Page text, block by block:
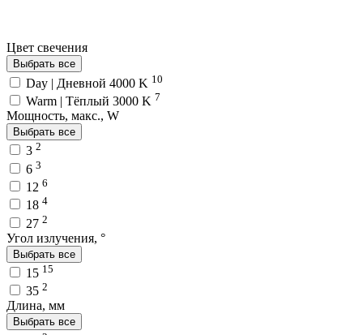
Цвет свечения
Выбрать все
Day | Дневной 4000 K 10
Warm | Тёплый 3000 K 7
Мощность, макс., W
Выбрать все
3 2
6 3
12 6
18 4
27 2
Угол излучения, °
Выбрать все
15 15
35 2
Длина, мм
Выбрать все